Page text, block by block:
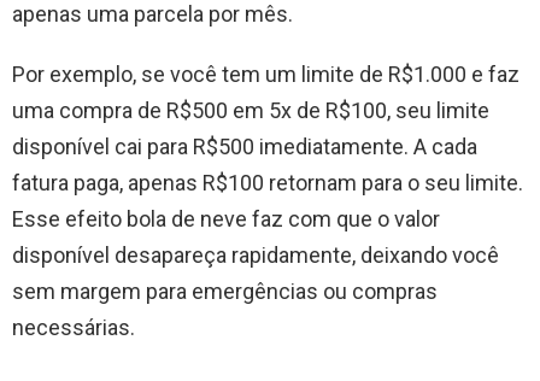
apenas uma parcela por mês.
Por exemplo, se você tem um limite de R$1.000 e faz
uma compra de R$500 em 5x de R$100, seu limite
disponível cai para R$500 imediatamente. A cada
fatura paga, apenas R$100 retornam para o seu limite.
Esse efeito bola de neve faz com que o valor
disponível desapareça rapidamente, deixando você
sem margem para emergências ou compras
necessárias.